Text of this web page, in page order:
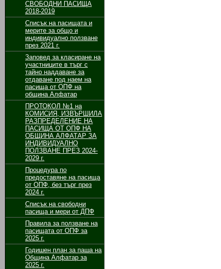
СВОБОДНИ ПАСИЩА
2018-2019
Списък на пасищата и
мерите за общо и
индивидуално ползване
през 2021 г.
Заповед за класиране на
участниците в търг с
тайно наддаване за
отдаване под наем на
пасища от ОПФ на
община Алфатар
ПРОТОКОЛ №1 на
КОМИСИЯ, ИЗВЪРШИЛА
РАЗПРЕДЕЛЕНИЕ НА
ПАСИЩА ОТ ОПФ НА
ОБЩИНА АЛФАТАР ЗА
ИНДИВИДУАЛНО
ПОЛЗВАНЕ ПРЕЗ 2024-
2029 г.
Процедура по
предоставяне на пасища
от ОПФ, без търг през
2024 г.
Списък на свободни
пасища и мери от ДПФ
Правила за ползване на
пасищата от ОПФ за
2025 г.
Годишен план за паша на
Община Алфатар за
2025 г.